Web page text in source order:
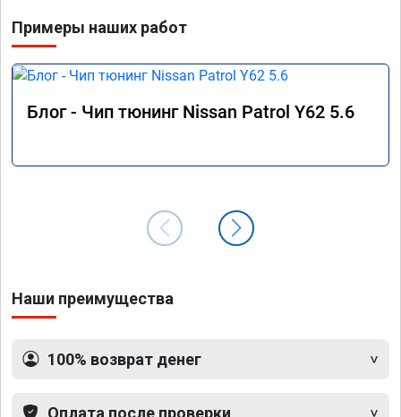
Храни Вас Бог!
Примеры наших работ
Блог - Чип тюнинг Nissan Patrol Y62 5.6
Наши преимущества
100% возврат денег
Оплата после проверки